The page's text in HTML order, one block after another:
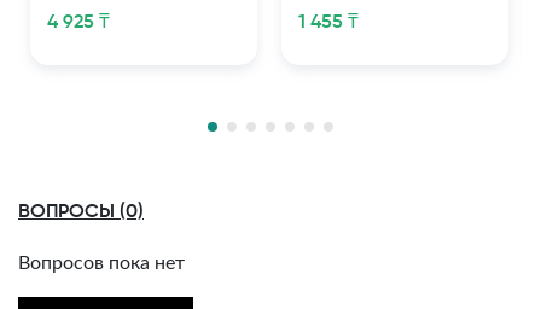
4 925 ₸ 1 455 ₸
ВОПРОСЫ (0)
Вопросов пока нет